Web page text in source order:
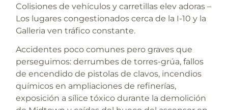
Colisiones de vehículos y carretillas elevadoras –
Los lugares congestionados cerca de la I-10 y la
Galleria ven tráfico constante.
Accidentes poco comunes pero graves que
perseguimos:derrumbes de torres-grúa, fallos
de encendido de pistolas de clavos, incendios
químicos en ampliaciones de refinerías,
exposición a sílice tóxico durante la demolición